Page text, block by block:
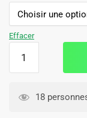
44.90€.
Effacer
Ajax
18